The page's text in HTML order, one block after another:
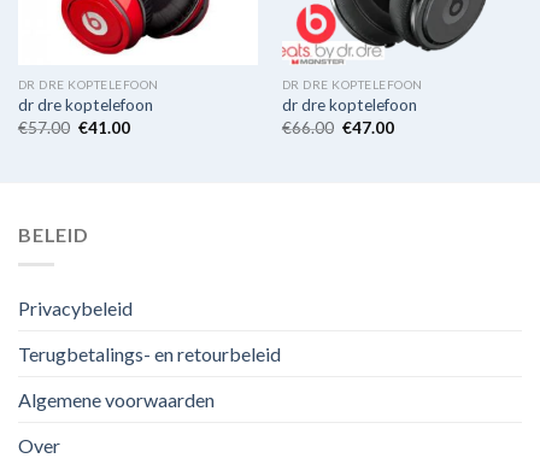
DR DRE KOPTELEFOON
dr dre koptelefoon
€57.00 €41.00
DR DRE KOPTELEFOON
dr dre koptelefoon
€66.00 €47.00
BELEID
Privacybeleid
Terugbetalings- en retourbeleid
Algemene voorwaarden
Over